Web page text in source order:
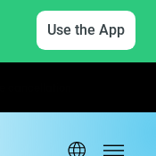
Use the App